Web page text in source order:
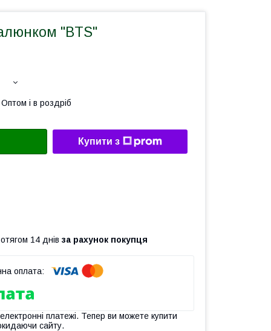
"BTS"
Оптом і в роздріб
Купити з
14 днів за рахунок покупця
платежі. Тепер ви можете купити
сайту.